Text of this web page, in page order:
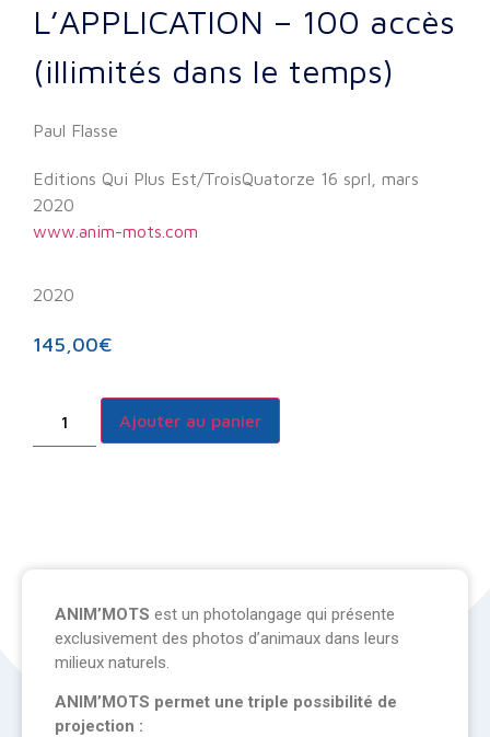
L’APPLICATION – 100 accès
(illimités dans le temps)
Paul Flasse
Editions Qui Plus Est/TroisQuatorze 16 sprl, mars
2020
www.anim-mots.com
2020
145,00€
Ajouter au panier
ANIM’MOTS est un photolangage qui présente
exclusivement des photos d’animaux dans leurs
milieux naturels.
ANIM’MOTS permet une triple possibilité de
projection :